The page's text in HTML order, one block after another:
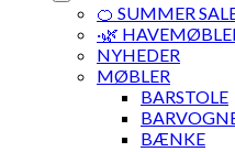
🍊 SUMMER
·🌿
NYHEDER
MØBLER
BARSTOLE
BÆNKE